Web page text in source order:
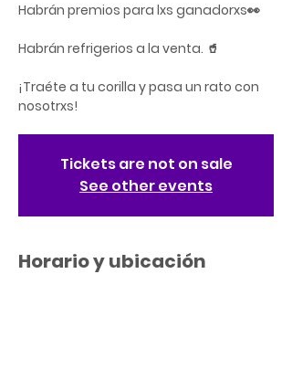
Habrán premios para lxs ganadorxs👀
Habrán refrigerios a la venta. 🥤
¡Traéte a tu corilla y pasa un rato con
nosotrxs!
Tickets are not on sale
See other events
Horario y ubicación